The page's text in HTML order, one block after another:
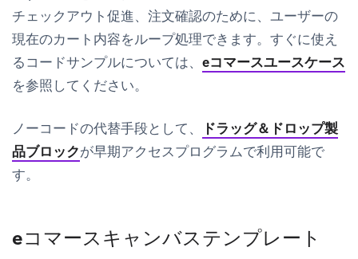
チェックアウト促進、注文確認のために、ユーザーの
現在のカート内容をループ処理できます。すぐに使え
るコードサンプルについては、 eコマースユースケース
を参照してください。
ノーコードの代替手段として、
ドラッグ＆ドロップ製
品ブロックが早期アクセスプログラムで利用可能で
す。
eコマースキャンバステンプレート